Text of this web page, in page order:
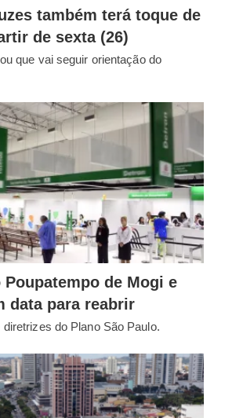
também terá toque de
de sexta (26)
que vai seguir orientação do
Poupatempo de Mogi e
data para reabrir
do Plano São Paulo.